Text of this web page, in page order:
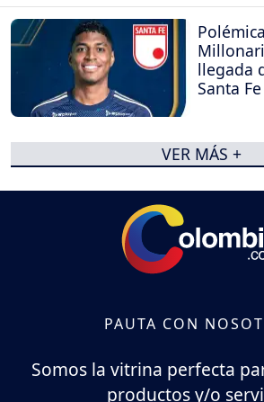
llegada
Santa Fe
VER MÁS +
PAUTA CON
Somos la vitrina perfecta
productos y/o